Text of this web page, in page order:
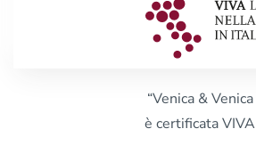
“Venica & Venica
è certificata VIVA